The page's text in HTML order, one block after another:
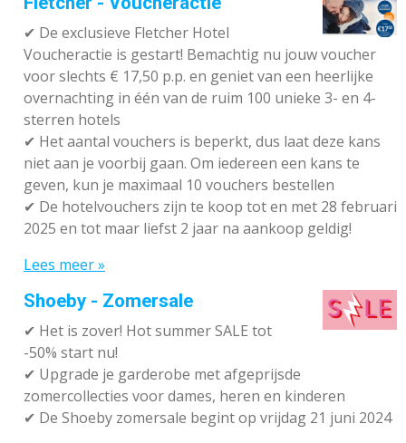
✔ De exclusieve Fletcher Hotel
Voucheractie is gestart! Bemachtig nu jouw voucher
voor slechts € 17,50 p.p. en geniet van een heerlijke
overnachting in één van de ruim 100 unieke 3- en 4-
sterren hotels
✔ Het aantal vouchers is beperkt, dus laat deze kans
niet aan je voorbij gaan. Om iedereen een kans te
geven, kun je maximaal 10 vouchers bestellen
✔ De hotelvouchers zijn te koop tot en met 28 februari
2025 en tot maar liefst 2 jaar na aankoop geldig!
Lees meer »
Shoeby - Zomersale
✔ Het is zover! Hot summer SALE tot
-50% start nu!
✔ Upgrade je garderobe met afgeprijsde
zomercollecties voor dames, heren en kinderen
✔ De Shoeby zomersale begint op vrijdag 21 juni 2024